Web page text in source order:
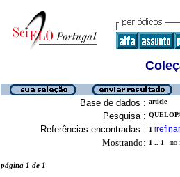
Base de dados : article
Pesquisa :
Referências encontradas : 1 [refinar
Mostrando: 1 .. 1 no
página 1 de 1